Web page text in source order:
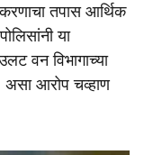
तपास आर्थिक
या
वन विभागाच्या
असा आरोप चव्हाण